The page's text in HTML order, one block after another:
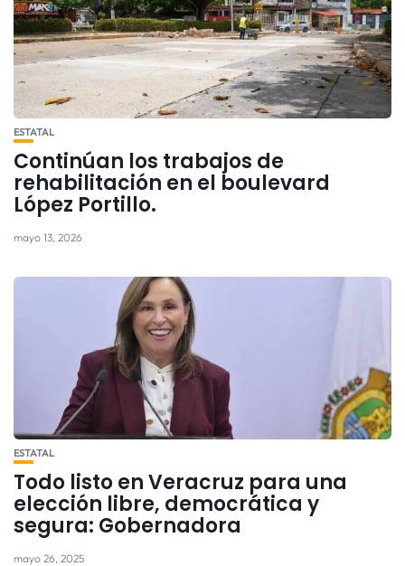
ESTATAL
Continúan los trabajos de
rehabilitación en el boulevard
López Portillo.
mayo 13, 2026
ESTATAL
Todo listo en Veracruz para una
elección libre, democrática y
segura: Gobernadora
mayo 26, 2025